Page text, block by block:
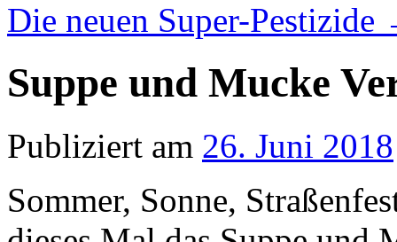
Die neuen Super-Pestizide
Suppe und Mucke
Publiziert am 26. Juni 2018
Sommer, Sonne,